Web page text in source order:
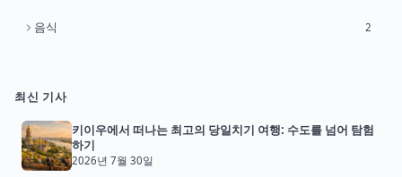
음식 2
최신 기사
키이우에서 떠나는 최고의 당일치기 여행: 수도를 넘어 탐험
하기
2026년 7월 30일